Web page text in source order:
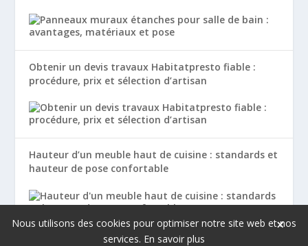
Obtenir un devis travaux Habitatpresto fiable :
procédure, prix et sélection d’artisan
Hauteur d’un meuble haut de cuisine : standards et
hauteur de pose confortable
×
Nous utilisons des cookies pour optimiser notre site web et nos
services. En savoir plus